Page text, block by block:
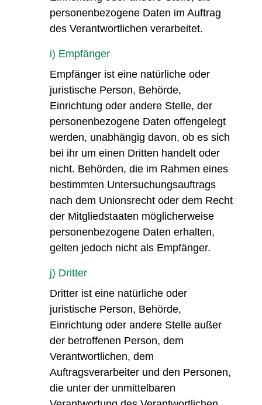
personenbezogene Daten im Auftrag
des Verantwortlichen verarbeitet.
i) Empfänger
Empfänger ist eine natürliche oder
juristische Person, Behörde,
Einrichtung oder andere Stelle, der
personenbezogene Daten offengelegt
werden, unabhängig davon, ob es sich
bei ihr um einen Dritten handelt oder
nicht. Behörden, die im Rahmen eines
bestimmten Untersuchungsauftrags
nach dem Unionsrecht oder dem Recht
der Mitgliedstaaten möglicherweise
personenbezogene Daten erhalten,
gelten jedoch nicht als Empfänger.
j) Dritter
Dritter ist eine natürliche oder
juristische Person, Behörde,
Einrichtung oder andere Stelle außer
der betroffenen Person, dem
Verantwortlichen, dem
Auftragsverarbeiter und den Personen,
die unter der unmittelbaren